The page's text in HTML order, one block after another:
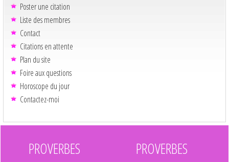
Poster une citation
Liste des membres
Contact
Citations en attente
Plan du site
Foire aux questions
Horoscope du jour
Contactez-moi
PROVERBES PROVERBES